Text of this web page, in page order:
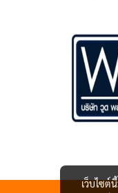
เว็บไซต์